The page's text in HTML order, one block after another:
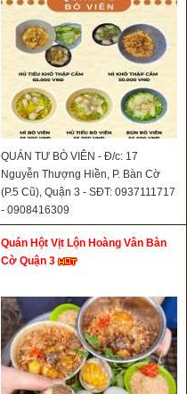
QUÁN TƯ BÒ VIÊN - Đ/c: 17
Nguyễn Thượng Hiền, P. Bàn Cờ
(P.5 Cũ), Quận 3 - SĐT: 0937111717
- 0908416309
Quán Hột Vịt Lộn Hoàng Vân Bàn
Cờ Quận 3